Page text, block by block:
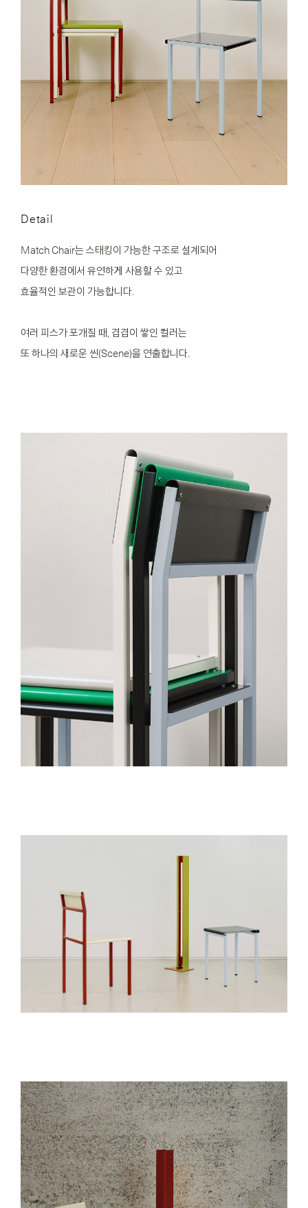
Detail
Match Chair는 스태킹이 가능한 구조로 설계되어
다양한 환경에서 유연하게 사용할 수 있고
효율적인 보관이 가능합니다.
여러 피스가 포개질 때, 겹겹이 쌓인 컬러는
또 하나의 새로운 씬(Scene)을 연출합니다.